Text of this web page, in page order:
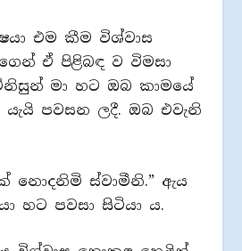
එම කීම විශ්වාස
ඒ පිළිබඳ ව විමසා
මා හට ඔබ කාමයේ
යැයි පවසන ලදී. ඔබ එවැනි
නොදනිමි ස්වාමීනි.” ඇය
හට පවසා සිටියා ය.